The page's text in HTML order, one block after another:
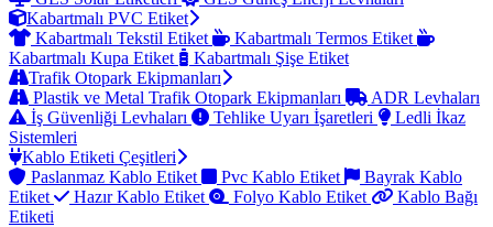
Kabartmalı PVC Etiket
Kabartmalı Tekstil Etiket
Kabartmalı Termos Etiket
Kabartmalı Kupa Etiket
Kabartmalı Şişe Etiket
Trafik Otopark Ekipmanları
Plastik ve Metal Trafik Otopark Ekipmanları
ADR Levhaları
İş Güvenliği Levhaları
Tehlike Uyarı İşaretleri
Ledli İkaz
Sistemleri
Kablo Etiketi Çeşitleri
Paslanmaz Kablo Etiket
Pvc Kablo Etiket
Bayrak Kablo
Etiket
Hazır Kablo Etiket Folyo Kablo Etiket
Kablo Bağı
Etiketi